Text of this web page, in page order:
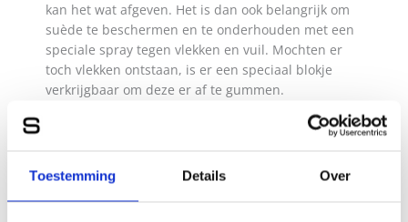
Toestemming Details Over
kan het wat afgeven. Het is dan ook belangrijk om
suède te beschermen en te onderhouden met een
speciale spray tegen vlekken en vuil. Mochten er
toch vlekken ontstaan, is er een speciaal blokje
verkrijgbaar om deze er af te gummen.
genoemd), is de huid poreus en absorbeert zowel
de wassen als de oliën die erop worden